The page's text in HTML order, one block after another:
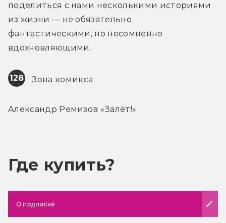
поделиться с нами несколькими историями
из жизни — не обязательно
фантастическими, но несомненно
вдохновляющими.
128 Зона комикса
Александр Ремизов «Залёт!»
Где купить?
О подписке